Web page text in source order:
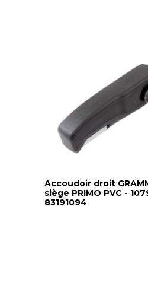
Accoudoir droit
siège PRIMO PVC -
83191094